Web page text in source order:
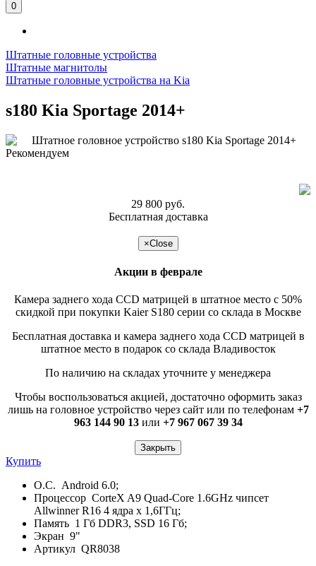
0
Штатные головные устройства
Штатные магнитолы
Штатные головные устройства на Kia
s180 Kia Sportage 2014+
Рекомендуем
29 800 руб.
Бесплатная доставка
×Close
Акции в феврале
Камера заднего хода CCD матрицей в штатное место с 50%
скидкой при покупки Kaier S180 серии со склада в Москве
Бесплатная доставка и камера заднего хода CCD матрицей в
штатное место в подарок со склада Владивосток
По наличию на складах уточните у менеджера
Чтобы воспользоваться акцией, достаточно оформить заказ
лишь на головное устройство через сайт или по телефонам +7
963 144 90 13или +7 967 067 39 34
Закрыть
Купить
О.С. Android 6.0;
Процессор CorteX A9 Quad-Core 1.6GHz чипсет
Allwinner R16 4 ядра х 1,6ГГц;
Память 1 Гб DDR3, SSD 16 Гб;
Экран 9"
Артикул QR8038